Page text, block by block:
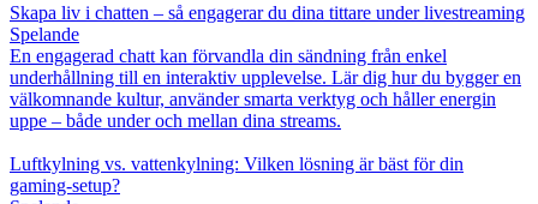
Skapa liv i chatten – så engagerar du dina tittare under livestreaming
Spelande
En engagerad chatt kan förvandla din sändning från enkel
underhållning till en interaktiv upplevelse. Lär dig hur du bygger en
välkomnande kultur, använder smarta verktyg och håller energin
uppe – både under och mellan dina streams.
Luftkylning vs. vattenkylning: Vilken lösning är bäst för din
gaming‑setup?